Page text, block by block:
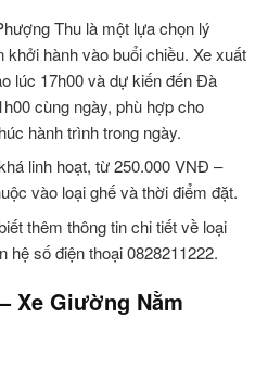
Thu là một lựa chọn lý
khởi hành vào buổi chiều. Xe xuất
lúc 17h00 và dự kiến đến Đà
cùng ngày, phù hợp cho
hành trình trong ngày.
linh hoạt, từ 250.000 VNĐ –
vào loại ghế và thời điểm đặt.
thêm thông tin chi tiết về loại
hệ số điện thoại 0828211222.
Xe Giường Nằm